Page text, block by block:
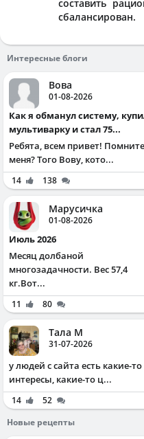
составить
сбалансирован.
Интересные блоги
Вова
01-08-2026
Как я обманул систему, купил
мультиварку и стал 75...
Ребята, всем привет! Помните
меня? Того Вову, кото...
14 138
Марусичка
01-08-2026
Июль 2026
Месяц долбаной
многозадачности. Вес 57,4
кг.Вот...
11 80
Тала М
31-07-2026
у людей с сайта есть какие-то
интересы, какие-то ц...
14
52
Новые рецепты